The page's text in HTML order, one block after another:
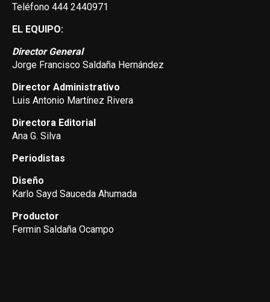
Teléfono 444 2440971
EL EQUIPO:
Director General
Jorge Francisco Saldaña Hernández
Director Administrativo
Luis Antonio Martínez Rivera
Directora Editorial
Ana G. Silva
Periodistas
Diseño
Karlo Sayd Sauceda Ahumada
Productor
Fermin Saldaña Ocampo